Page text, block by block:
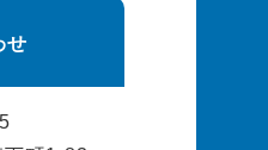
せ